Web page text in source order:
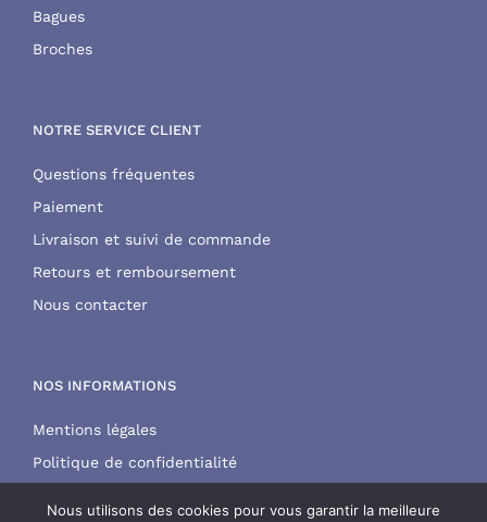
Bagues
Broches
NOTRE SERVICE CLIENT
Questions fréquentes
Paiement
Livraison et suivi de commande
Retours et remboursement
Nous contacter
NOS INFORMATIONS
Mentions légales
Politique de confidentialité
Nous utilisons des cookies pour vous garantir la meilleure